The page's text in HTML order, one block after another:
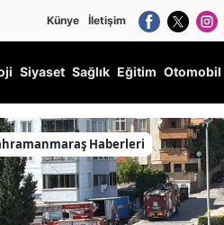
Künye İletişim
Siyaset Sağlık Eğitim Otomobil
Haberleri